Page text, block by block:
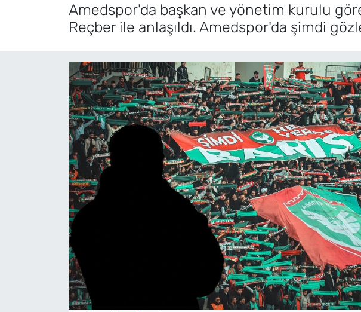
Amedspor'da başkan ve yönetim kurulu
Reçber ile anlaşıldı. Amedspor'da şimdi